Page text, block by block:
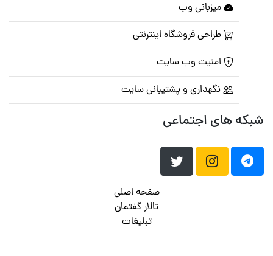
میزبانی وب
طراحی فروشگاه اینترنتی
امنیت وب سایت
نگهداری و پشتیبانی سایت
شبکه های اجتماعی
صفحه اصلی
تالار گفتمان
تبلیغات